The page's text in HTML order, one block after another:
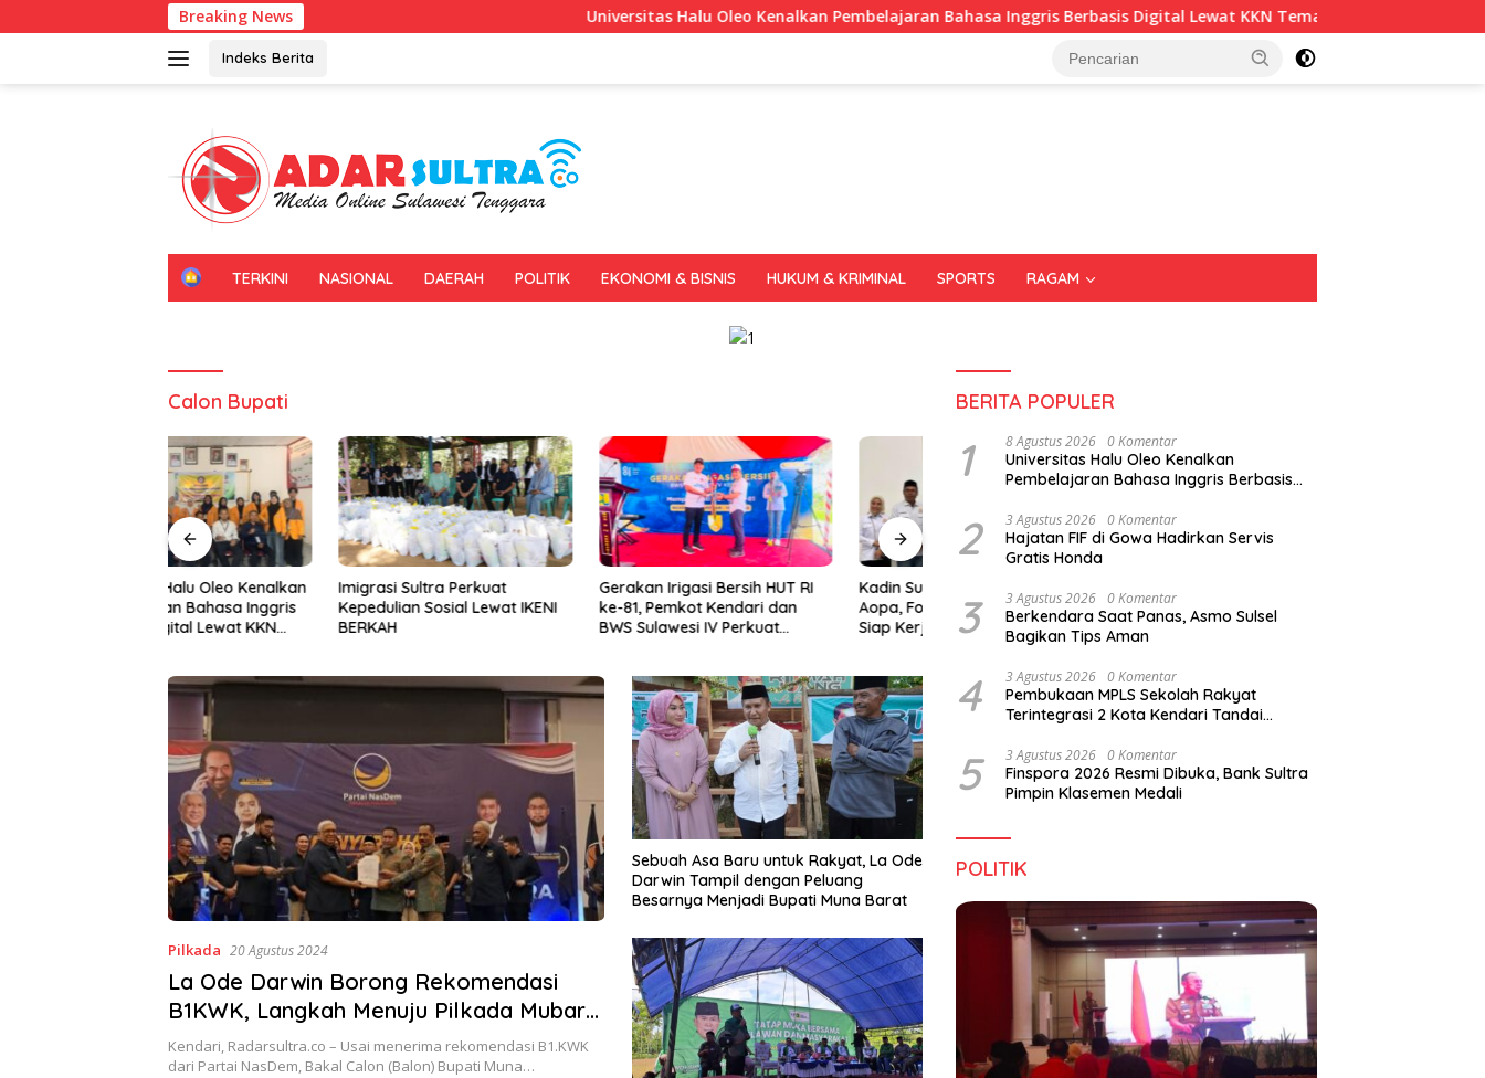
ke
Breaking News Universitas Halu Oleo Kenalkan Pembelajaran Bahasa Inggris Berbasis Digital Lewat KKN Tematik di Desa Alebo
Indeks Berita
H
TERKINI NASIONAL DAERAH POLITIK EKONOMI & BISNIS HUKUM & KRIMINAL SPORTS RAGAM
Calon Bupati
Imigrasi Sultra Perkuat
Kepedulian Sosial Lewat IKENI
BERKAH
Gerakan Irigasi Bersih HUT RI
ke-81, Pemkot Kendari dan
BWS Sulawesi IV Perkuat
Kadin Sultra Gandeng IAI Rawa
Aopa, Fokus Siapkan Lulusan
Siap Kerja dan Wirausaha
Festival Kuliner Sultra Maimo
2026
Layanan Imigrasi Terintegrasi
Pilkada 20 Agustus 2024
La Ode Darwin Borong Rekomendasi
B1KWK, Langkah Menuju Pilkada Mubar
Semakin Kuat
Kendari, Radarsultra.co – Usai menerima rekomendasi B1.KWK
dari Partai NasDem, Bakal Calon (Balon) Bupati Muna…
Sebuah Asa Baru untuk Rakyat, La Ode
Darwin Tampil dengan Peluang
Besarnya Menjadi Bupati Muna Barat
BERITA POPULER
1 8 Agustus 2026 0 Komentar
Universitas Halu Oleo Kenalkan
Pembelajaran Bahasa Inggris Berbasis
2 3 Agustus 2026 0 Komentar
Hajatan FIF di Gowa Hadirkan Servis
Gratis Honda
3 3 Agustus 2026 0 Komentar
Berkendara Saat Panas, Asmo Sulsel
Bagikan Tips Aman
4 3 Agustus 2026 0 Komentar
Pembukaan MPLS Sekolah Rakyat
Terintegrasi 2 Kota Kendari Tandai
5 3 Agustus 2026 0 Komentar
Finspora 2026 Resmi Dibuka, Bank Sultra
Pimpin Klasemen Medali
POLITIK